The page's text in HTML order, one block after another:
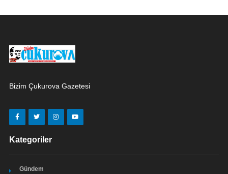
Bizim Çukurova Gazetesi
Kategoriler
Gündem